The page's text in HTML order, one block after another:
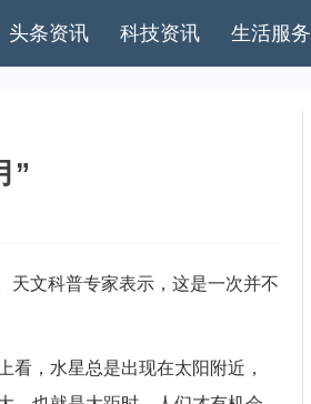
头条资讯 科技资讯 生活服务
”
文科普专家表示，这是一次并不
，水星总是出现在太阳附近，